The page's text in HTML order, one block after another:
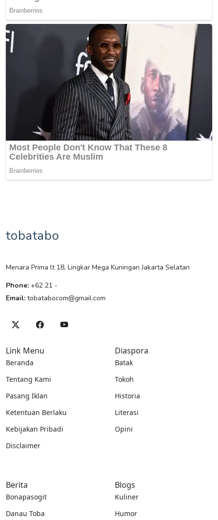
tobatabo
Menara Prima lt 18, Lingkar Mega Kuningan Jakarta Selatan
Phone: +62 21 -
Email: tobatabocom@gmail.com
Link Menu
Beranda
Tentang Kami
Pasang Iklan
Ketentuan Berlaku
Kebijakan Pribadi
Disclaimer
Diaspora
Batak
Tokoh
Historia
Literasi
Opini
Berita
Bonapasogit
Danau Toba
Blogs
Kuliner
Humor